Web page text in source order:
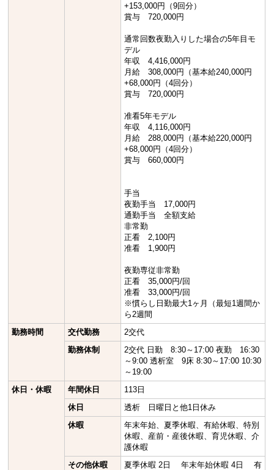
+153,000円（9回分）
賞与 720,000円
通常回数夜勤入りした場合の5年目モ
デル
年収 4,416,000円
月給 308,000円（基本給240,000円
+68,000円（4回分）
賞与 720,000円
准看5年モデル
年収 4,116,000円
月給 288,000円（基本給220,000円
+68,000円（4回分）
賞与 660,000円
手当
夜勤手当 17,000円
通勤手当 全額支給
非常勤
正看 2,100円
准看 1,900円
夜勤専従非常勤
正看 35,000円/回
准看 33,000円/回
※慣らし日勤最大1ヶ月（最短1週間か
ら2週間
勤務時間
交代勤務
2交代
勤務体制
2交代 日勤 8:30～17:00 夜勤 16:30
～9:00 透析室 9床 8:30～17:00 10:30
～19:00
休日・休暇
年間休日
113日
休日
透析 日曜日と他1日休み
休暇
年末年始、夏季休暇、有給休暇、特別
休暇、産前・産後休暇、育児休暇、介
護休暇
その他休暇
夏季休暇 2日 年末年始休暇 4日 有